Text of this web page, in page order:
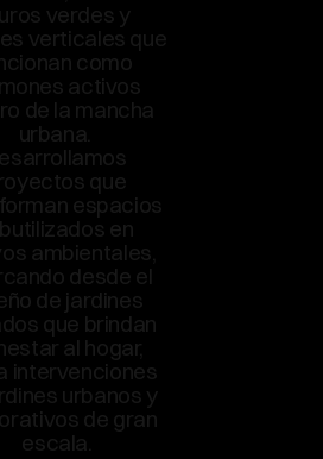
verdes y
verticales que
como
activos
de la mancha
urbana.
que
espacios
en
ambientales,
desde el
de jardines
que brindan
al hogar,
intervenciones
urbanos y
de gran
escala.